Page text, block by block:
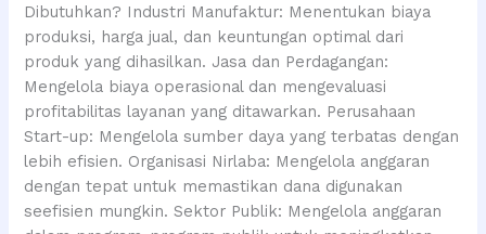
Dibutuhkan? Industri Manufaktur: Menentukan biaya
produksi, harga jual, dan keuntungan optimal dari
produk yang dihasilkan. Jasa dan Perdagangan:
Mengelola biaya operasional dan mengevaluasi
profitabilitas layanan yang ditawarkan. Perusahaan
Start-up: Mengelola sumber daya yang terbatas dengan
lebih efisien. Organisasi Nirlaba: Mengelola anggaran
dengan tepat untuk memastikan dana digunakan
seefisien mungkin. Sektor Publik: Mengelola anggaran